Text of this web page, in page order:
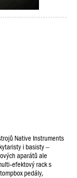
Native Instruments
i basisty –
aparátů ale
rack s
pedály,